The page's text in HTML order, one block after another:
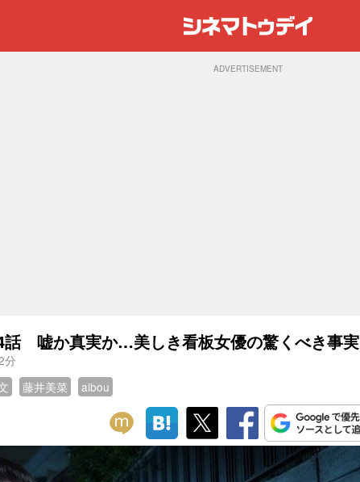
ADVERTISEMENT
話 嘘か真実か…美しき看板女優の驚くべき事実
分
藤井美菜 aibou